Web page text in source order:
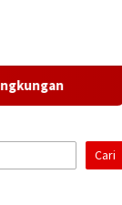
Lampung
Cari